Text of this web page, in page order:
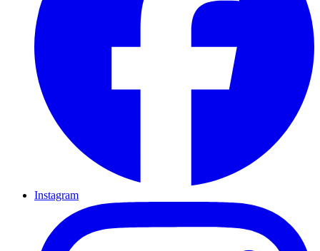
Instagram